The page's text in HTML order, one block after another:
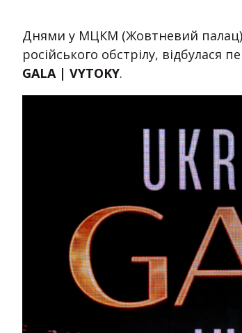
Днями у МЦКМ (Жовтневий
російського обстрілу, відбулася
GALA | VYTOKY.